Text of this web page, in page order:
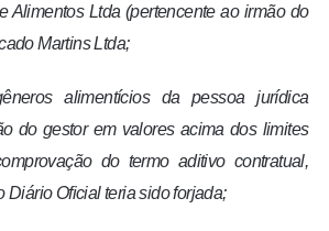
Alimentos Ltda (pertencente ao irmão do
Martins Ltda;
alimentícios da pessoa jurídica
do gestor em valores acima dos limites
do termo aditivo contratual,
Diário Oficial teria sido forjada;